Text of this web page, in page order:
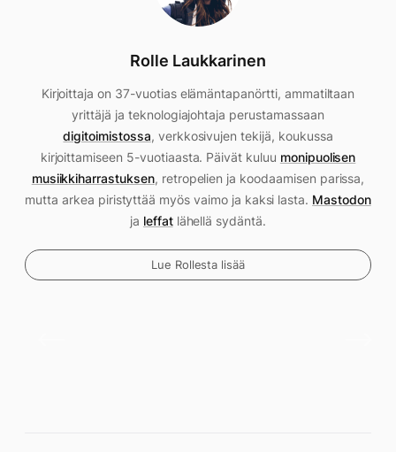
Rolle Laukkarinen
Kirjoittaja on 37-vuotias elämäntapanörtti, ammatiltaan
yrittäjä ja teknologiajohtaja perustamassaan
digitoimistossa, verkkosivujen tekijä, koukussa
kirjoittamiseen 5-vuotiaasta. Päivät kuluu monipuolisen
musiikkiharrastuksen, retropelien ja koodaamisen parissa,
mutta arkea piristyttää myös vaimo ja kaksi lasta. Mastodon
ja leffatlähellä sydäntä.
Lue Rollesta lisää